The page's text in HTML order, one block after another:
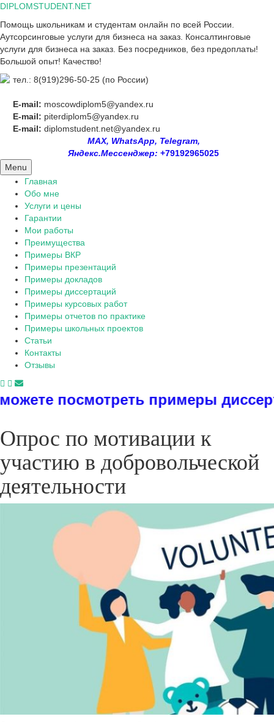
Skip
content
DIPLOMSTUDENT.NET
Помощь школьникам и студентам онлайн по всей России.
Аутсорсинговые услуги для бизнеса на заказ. Консалтинговые
услуги для бизнеса на заказ. Без посредников, без предоплаты!
Большой опыт! Качество!
тел.: 8(919)296-50-25 (по России)
E-mail: moscowdiplom5@yandex.ru
E-mail: piterdiplom5@yandex.ru
E-mail: diplomstudent.net@yandex.ru
MAX, WhatsApp, Telegram,
Яндекс.Мессенджер: +79192965025
Menu
Главная
Обо мне
Услуги и цены
Гарантии
Мои работы
Преимущества
Примеры ВКР
Примеры презентаций
Примеры докладов
Примеры диссертаций
Примеры курсовых работ
Примеры отчетов по практике
Примеры школьных проектов
Статьи
Контакты
Отзывы
примеры диссертаций,
Опрос по мотивации к
участию в добровольческой
деятельности